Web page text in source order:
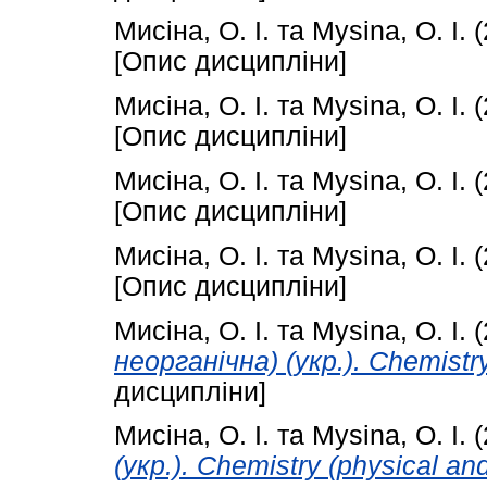
Мисіна, О. І. та Mysina, O. I.
[Опис дисципліни]
Мисіна, О. І. та Mysina, O. I.
[Опис дисципліни]
Мисіна, О. І. та Mysina, O. I.
[Опис дисципліни]
Мисіна, О. І. та Mysina, O. I.
[Опис дисципліни]
Мисіна, О. І. та Mysina, O. I.
неорганічна) (укр.).
дисципліни]
Мисіна, О. І. та Mysina, O. I.
(укр.). Chemistry (physical